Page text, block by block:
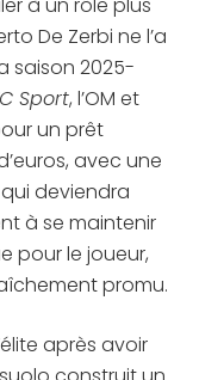
De Zerbi ne l’a
saison 2025-
Sport, l’OM et
un prêt
avec une
deviendra
à se maintenir
pour le joueur,
promu.
après avoir